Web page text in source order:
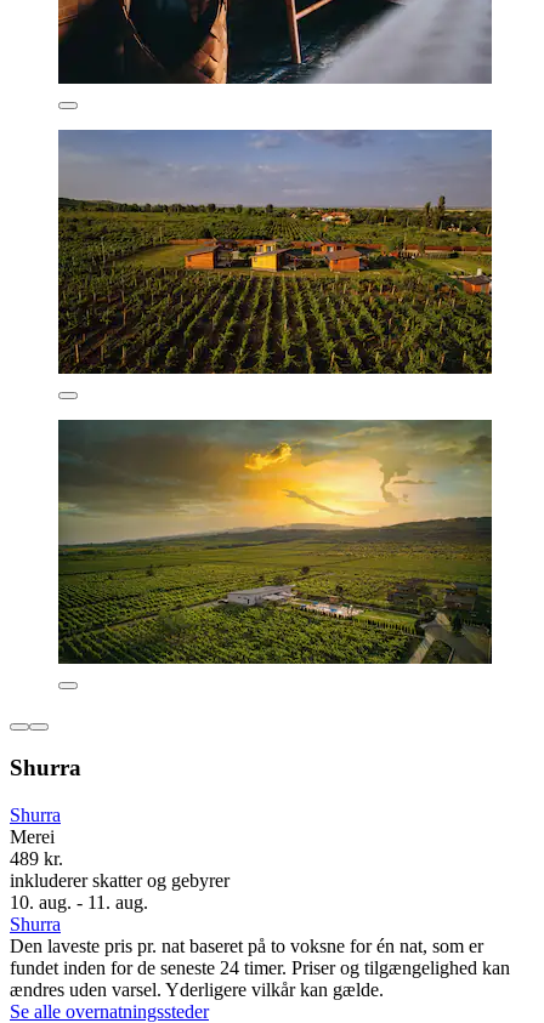
Shurra
Shurra
Merei
489 kr.
inkluderer skatter og gebyrer
10. aug. - 11. aug.
Shurra
Den laveste pris pr. nat baseret på to voksne for én nat, som er
fundet inden for de seneste 24 timer. Priser og tilgængelighed kan
ændres uden varsel. Yderligere vilkår kan gælde.
Se alle overnatningssteder